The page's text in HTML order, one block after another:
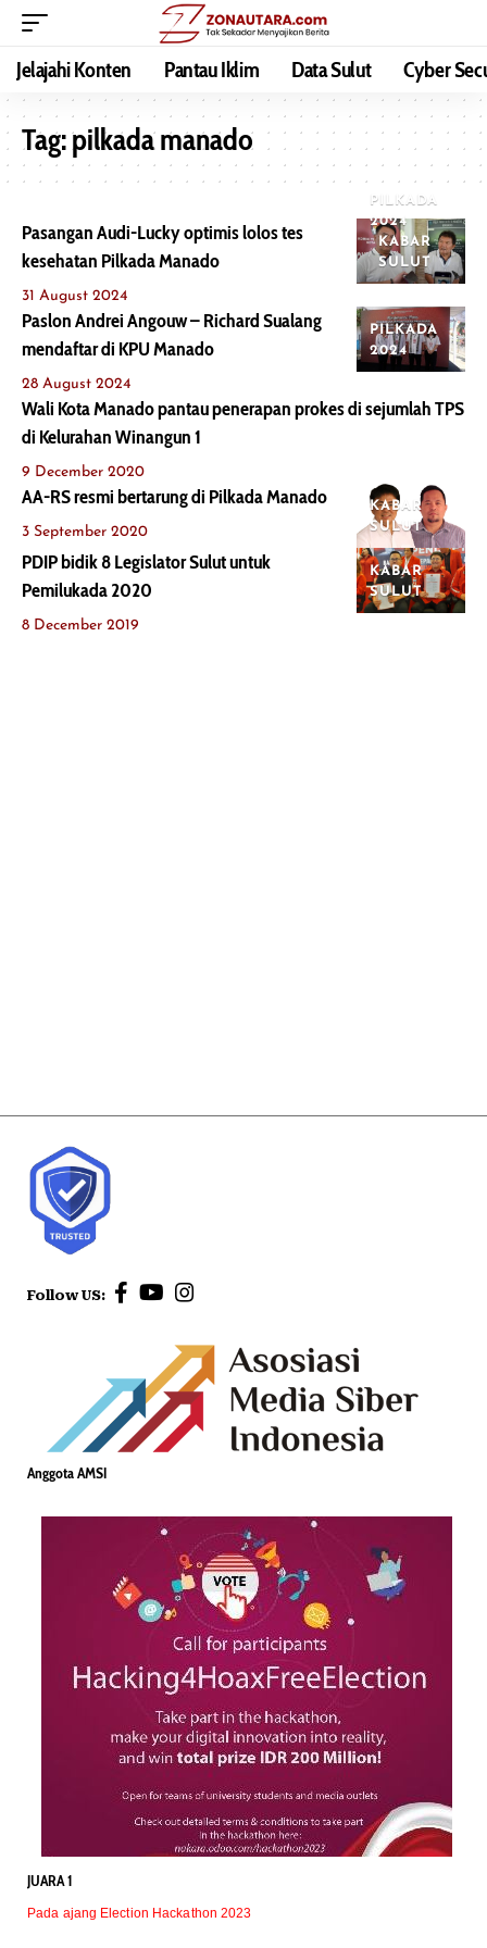
Jelajahi Konten Pantau Iklim Data Sulut Cyber
Tag:pilkada manado
PILKADA
2024
KABAR
SULUT
Pasangan Audi-Lucky optimis lolos tes
kesehatan Pilkada Manado
31 August 2024
PILKADA
2024
Paslon Andrei Angouw – Richard Sualang
mendaftar di KPU Manado
28 August 2024
Wali Kota Manado pantau penerapan prokes di sejumlah TPS
di Kelurahan Winangun 1
9 December 2020
KABAR
SULUT
AA-RS resmi bertarung di Pilkada Manado
3 September 2020
KABAR
SULUT
PDIP bidik 8 Legislator Sulut untuk
Pemilukada 2020
8 December 2019
Follow US:
Anggota AMSI
JUARA 1
Pada ajang Election Hackathon 2023